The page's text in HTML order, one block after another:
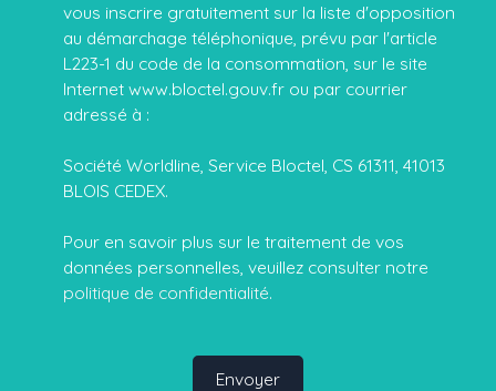
vous inscrire gratuitement sur la liste d'opposition
au démarchage téléphonique, prévu par l'article
L223-1 du code de la consommation, sur le site
Internet www.bloctel.gouv.fr ou par courrier
adressé à :
Société Worldline, Service Bloctel, CS 61311, 41013
BLOIS CEDEX.
Pour en savoir plus sur le traitement de vos
données personnelles, veuillez consulter notre
politique de confidentialité.
Envoyer